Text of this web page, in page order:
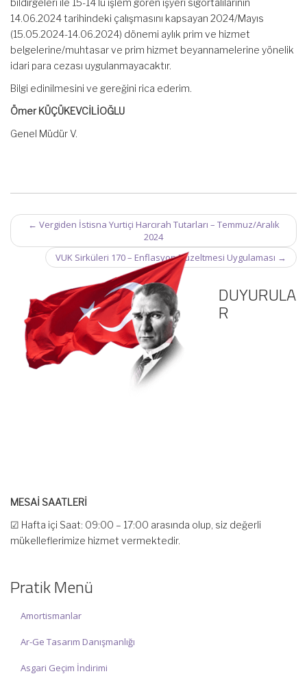
bildirgeleri ile 15-14 lü işlem gören işyeri sigortalılarının
14.06.2024 tarihindeki çalışmasını kapsayan 2024/Mayıs
(15.05.2024-14.06.2024) dönemi aylık prim ve hizmet
belgelerine/muhtasar ve prim hizmet beyannamelerine yönelik
idari para cezası uygulanmayacaktır.
Bilgi edinilmesini ve gereğini rica ederim.
Ömer KÜÇÜKEVCİLİOĞLU
Genel Müdür V.
Post
navigation
← Vergiden İstisna Yurtiçi Harcırah Tutarları – Temmuz/Aralık
2024
VUK Sirküleri 170 – Enflasyon Düzeltmesi Uygulaması →
DUYURULA
R
MESAİ SAATLERİ
mükelleflerimize hizmet vermektedir.
İlgi ve anlayışınız için İNCİ MUHASEBE MÜŞAVİRLİK Ailesi olarak
teşekkür ederiz.
Pratik Menü
Amortismanlar
Ar-Ge Tasarım Danışmanlığı
Asgari Geçim İndirimi